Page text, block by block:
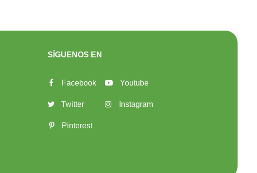
SÍGUENOS EN
Facebook
Twitter
Pinterest
Youtube
Instagram